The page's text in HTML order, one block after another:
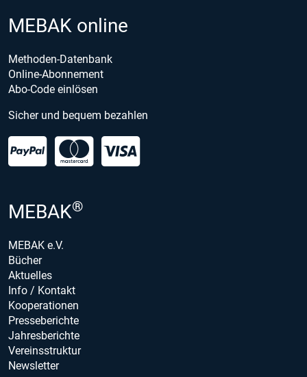
MEBAK online
Methoden-Datenbank
Online-Abonnement
Abo-Code einlösen
Sicher und bequem bezahlen
MEBAK®
MEBAK e.V.
Bücher
Aktuelles
Info / Kontakt
Kooperationen
Presseberichte
Jahresberichte
Vereinsstruktur
Newsletter